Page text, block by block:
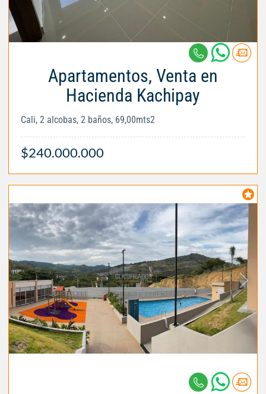
Apartamentos, Venta en
Hacienda Kachipay
Cali, 2 alcobas, 2 baños, 69,00mts2
$240.000.000